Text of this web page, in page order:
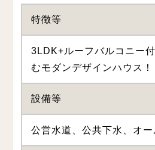
特徴等
3LDK+ルーフバルコニー
むモダンデザインハウス！
設備等
公営水道、公共下水、オー